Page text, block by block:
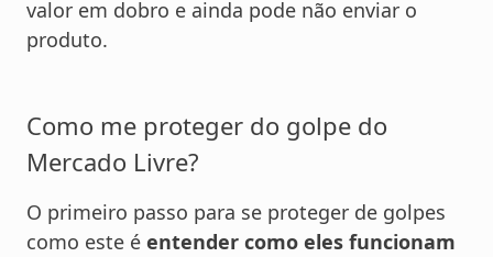
valor em dobro e ainda pode não enviar o
produto.
Como me proteger do golpe do
Mercado Livre?
O primeiro passo para se proteger de golpes
como este é entender como eles funcionam